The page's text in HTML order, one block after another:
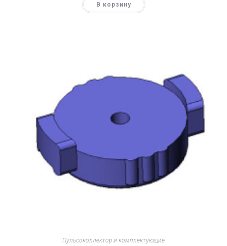
В корзину
Пульсоколлектор и комплектующие